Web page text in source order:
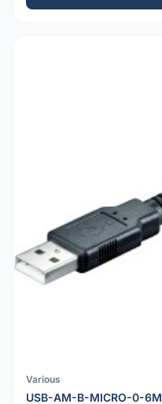
Various
USB-AM-B-MICRO-0-6M